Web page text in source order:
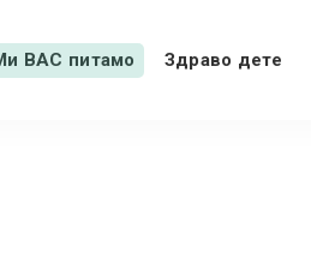
ВАС питамо Здраво дете